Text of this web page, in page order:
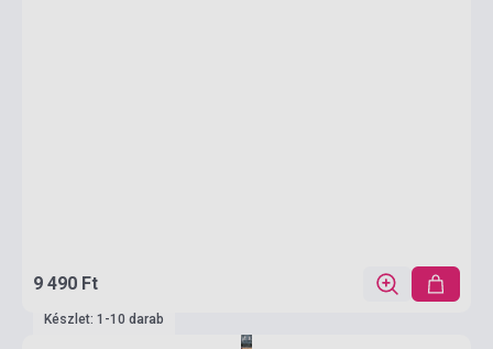
9 490 Ft
Készlet: 1-10 darab